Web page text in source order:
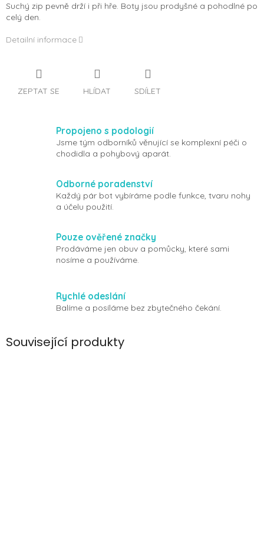
Suchý zip pevně drží i při hře. Boty jsou prodyšné a pohodlné po
celý den.
Detailní informace
ZEPTAT SE HLÍDAT SDÍLET
Propojeno s podologií
Jsme tým odborníků věnující se komplexní péči o
chodidla a pohybový aparát.
Odborné poradenství
Každý pár bot vybíráme podle funkce, tvaru nohy
a účelu použití.
Pouze ověřené značky
Prodáváme jen obuv a pomůcky, které sami
nosíme a používáme.
Rychlé odeslání
Balíme a posíláme bez zbytečného čekání.
Související produkty